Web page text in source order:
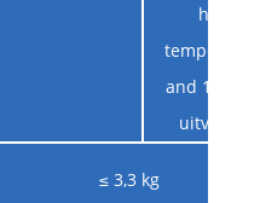
high
and 160 MJ
uitvoer）
≤ 3,3 kg